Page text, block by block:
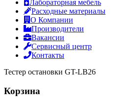
Лабораторная мебель
Расходные материалы
О Компании
Производители
Вакансии
Сервисный центр
Контакты
Тестер остановки GT-LB26
Корзина